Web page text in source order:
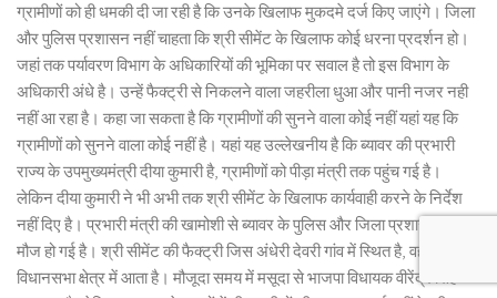
ग्रामीणों को ही धमकी दी जा रही है कि उनके खिलाफ मुकदमे दर्ज किए जाएंगे। जिला
और पुलिस प्रशासन नहीं चाहता कि श्री सीमेंट के खिलाफ कोई धरना प्रदर्शन हो।
जहां तक पर्यावरण विभाग के अधिकारियों की भूमिका पर सवाल है तो इस विभाग के
अधिकारी अंधे है। उन्हें फैक्ट्री से निकलने वाला जहरीला धुआ और पानी नजर नही
नहीं आ रहा है। कहा जा सकता है कि ग्रामीणों की सुनने वाला कोई नहीं यहां यह कि
ग्रामीणों को सुनने वाला कोई नहीं है। यहां यह उल्लेखनीय है कि ब्यावर की प्रभारी
राज्य के उपमुख्यमंत्री दीया कुमारी है, ग्रामीणों को पीड़ा मंत्री तक पहुंच गई है।
लेकिन दीया कुमारी ने भी अभी तक श्री सीमेंट के खिलाफ कार्यवाही करने के निर्देश
नहीं दिए है। प्रभारी मंत्री की खामोशी से ब्यावर के पुलिस और जिला प्रशासन की
मौज हो गई है। श्री सीमेंट की फैक्ट्री जिस अंधेरी देवरी गांव में स्थित है, वह मसूदा
विधानसभा क्षेत्र में आता है। मौजूदा समय में मसूदा से भाजपा विधायक वीरेंद्र सिंह